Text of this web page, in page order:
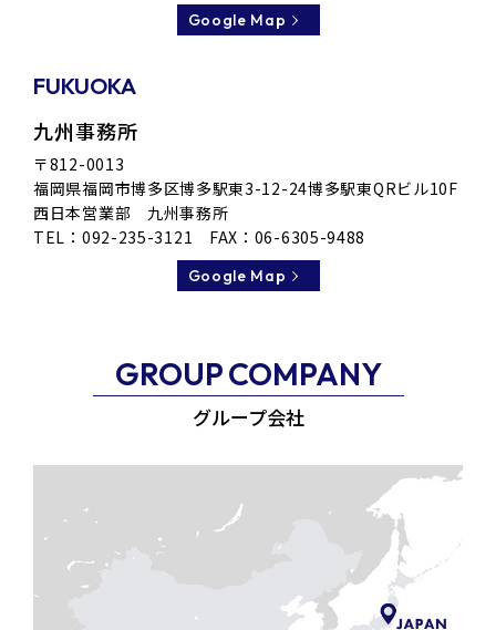
Google Map
FUKUOKA
九州事務所
〒812-0013
福岡県福岡市博多区博多駅東3-12-24博多駅東QRビル10F
西日本営業部 九州事務所
TEL： 092-235-3121 FAX：06-6305-9488
Google Map
GROUPCOMPANY
グループ会社